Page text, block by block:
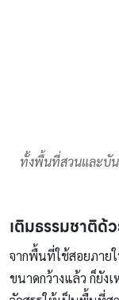
ทั้งพื้นที่สวนและบัน
เติมธรรมชาติ
จากพื้นที่ใช้สอยภาย
ขนาดกว้างแล้ว ก็ยั